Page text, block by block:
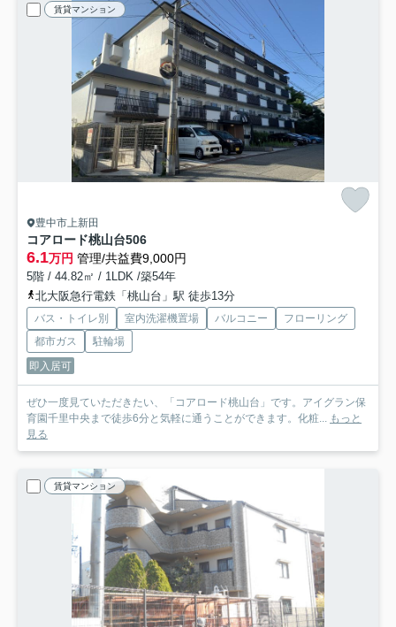
賃貸マンション
豊中市上新田
コアロード桃山台506
6.1万円 管理/共益費9,000円
5階 / 44.82㎡ / 1LDK /築54年
北大阪急行電鉄「桃山台」駅 徒歩13分
バス・トイレ別 室内洗濯機置場 バルコニー
フローリング
都市ガス
駐輪場
即入居可
ぜひ一度見ていただきたい、「コアロード桃山台」です。アイグラン保
育園千里中央まで徒歩6分と気軽に通うことができます。化粧... もっと
見る
賃貸マンション